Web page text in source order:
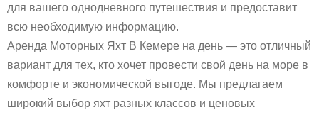
для вашего однодневного путешествия и предоставит
всю необходимую информацию.
Аренда Моторных Яхт В Кемере на день — это отличный
вариант для тех, кто хочет провести свой день на море в
комфорте и экономической выгоде. Мы предлагаем
широкий выбор яхт разных классов и ценовых